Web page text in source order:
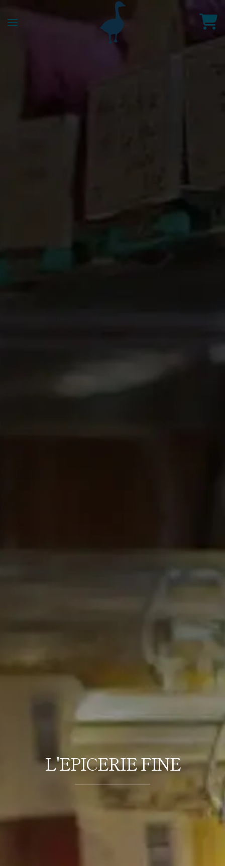
Accéder au contenu principal
L'EPICERIE FINE